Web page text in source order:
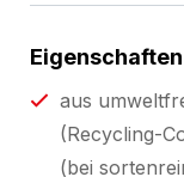
aus
(Recycling-
(bei